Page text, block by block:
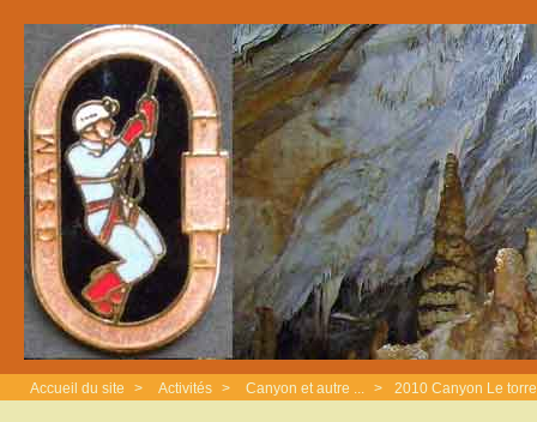
Accueil du site > Activités > Canyon et autre ... > 2010 Canyon Le